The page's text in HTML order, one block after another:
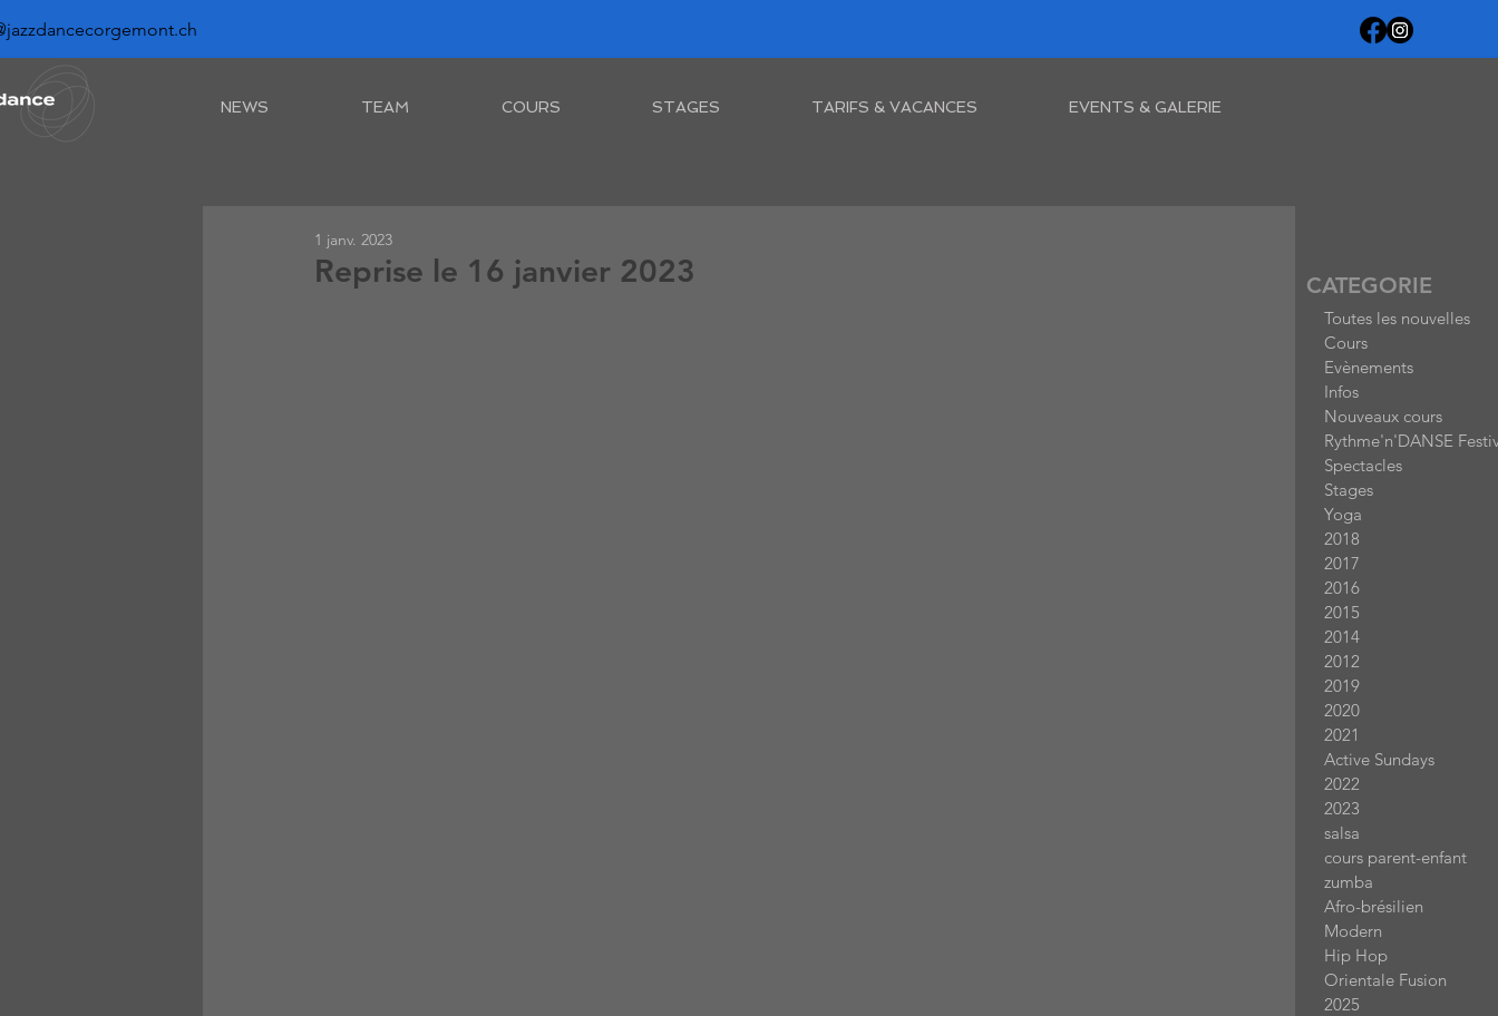
NEWS TEAM COURS STAGES TARIFS & VACANCES EVENTS & GALERIE
Reprise le 16 janvier 2023
1 janv. 2023
Toutes les nouvelles
Cours
Evènements
Infos
Nouveaux cours
Rythme'n'DANSE
Spectacles
Stages
Yoga
2018
2017
2016
2015
2014
2012
2019
2020
2021
Active Sundays
2022
2023
salsa
cours parent-enfant
zumba
Afro-brésilien
Modern
Hip Hop
Orientale Fusion
2025
CATEGORIE